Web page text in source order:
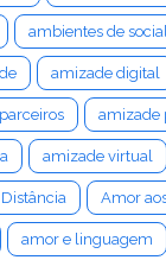
ambientes de
amizade digital
amizade
amizade virtual
Amor
amor e linguagem